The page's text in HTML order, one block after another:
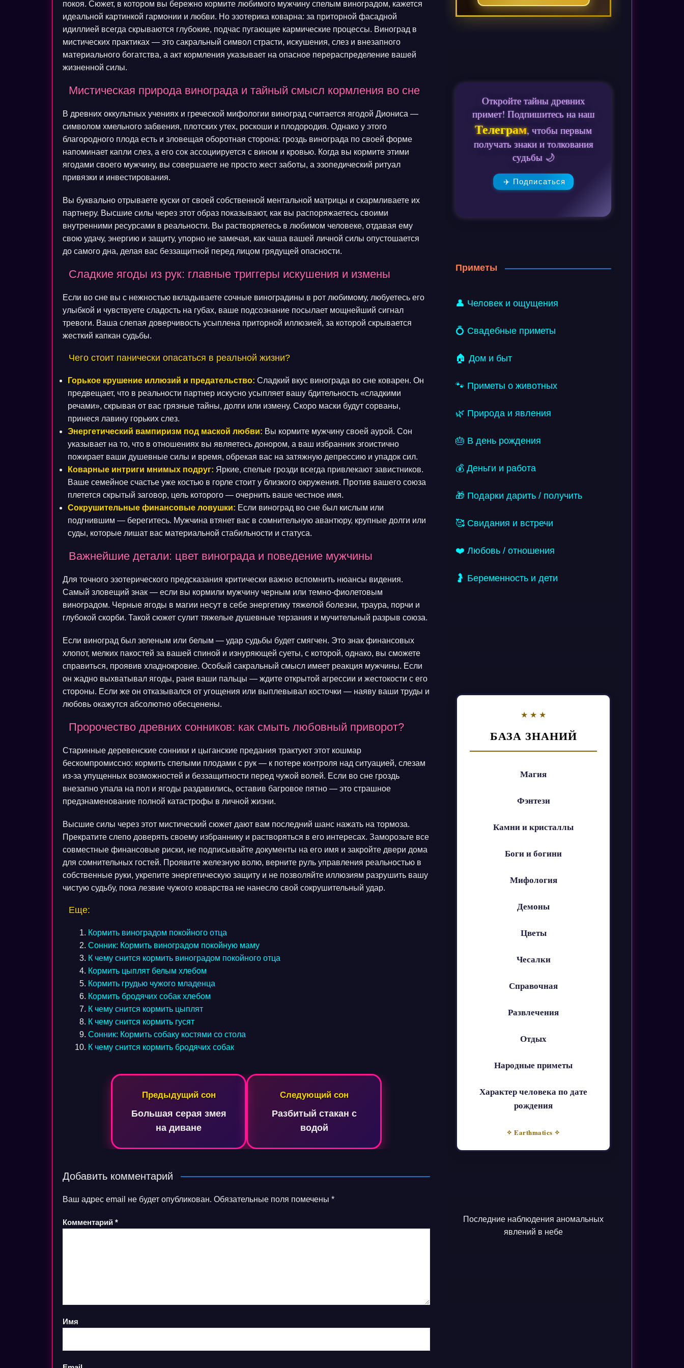
покоя. Сюжет, в котором вы бережно кормите любимого мужчину спелым виноградом, кажется
идеальной картинкой гармонии и любви. Но эзотерика коварна: за приторной фасадной
идиллией всегда скрываются глубокие, подчас пугающие кармические процессы. Виноград в
мистических практиках — это сакральный символ страсти, искушения, слез и внезапного
материального богатства, а акт кормления указывает на опасное перераспределение вашей
жизненной силы.
Мистическая природа винограда и тайный смысл кормления во сне
В древних оккультных учениях и греческой мифологии виноград считается ягодой Диониса —
символом хмельного забвения, плотских утех, роскоши и плодородия. Однако у этого
благородного плода есть и зловещая оборотная сторона: гроздь винограда по своей форме
напоминает капли слез, а его сок ассоциируется с вином и кровью. Когда вы кормите этими
ягодами своего мужчину, вы совершаете не просто жест заботы, а эзопедический ритуал
привязки и инвестирования.
Вы буквально отрываете куски от своей собственной ментальной матрицы и скармливаете их
партнеру. Высшие силы через этот образ показывают, как вы распоряжаетесь своими
внутренними ресурсами в реальности. Вы растворяетесь в любимом человеке, отдавая ему
свою удачу, энергию и защиту, упорно не замечая, как чаша вашей личной силы опустошается
до самого дна, делая вас беззащитной перед лицом грядущей опасности.
Сладкие ягоды из рук: главные триггеры искушения и измены
Если во сне вы с нежностью вкладываете сочные виноградины в рот любимому, любуетесь его
улыбкой и чувствуете сладость на губах, ваше подсознание посылает мощнейший сигнал
тревоги. Ваша слепая доверчивость усыплена приторной иллюзией, за которой скрывается
жесткий капкан судьбы.
Чего стоит панически опасаться в реальной жизни?
Горькое крушение иллюзий и предательство: Сладкий вкус винограда во сне коварен. Он
предвещает, что в реальности партнер искусно усыпляет вашу бдительность «сладкими
речами», скрывая от вас грязные тайны, долги или измену. Скоро маски будут сорваны,
принеся лавину горьких слез.
Энергетический вампиризм под маской любви: Вы кормите мужчину своей аурой. Сон
указывает на то, что в отношениях вы являетесь донором, а ваш избранник эгоистично
пожирает ваши душевные силы и время, обрекая вас на затяжную депрессию и упадок сил.
Коварные интриги мнимых подруг: Яркие, спелые грозди всегда привлекают завистников.
Ваше семейное счастье уже костью в горле стоит у близкого окружения. Против вашего союза
плетется скрытый заговор, цель которого — очернить ваше честное имя.
Сокрушительные финансовые ловушки: Если виноград во сне был кислым или
подгнившим — берегитесь. Мужчина втянет вас в сомнительную авантюру, крупные долги или
суды, которые лишат вас материальной стабильности и статуса.
Важнейшие детали: цвет винограда и поведение мужчины
Для точного эзотерического предсказания критически важно вспомнить нюансы видения.
Самый зловещий знак — если вы кормили мужчину черным или темно-фиолетовым
виноградом. Черные ягоды в магии несут в себе энергетику тяжелой болезни, траура, порчи и
глубокой скорби. Такой сюжет сулит тяжелые душевные терзания и мучительный разрыв союза.
Если виноград был зеленым или белым — удар судьбы будет смягчен. Это знак финансовых
хлопот, мелких пакостей за вашей спиной и изнуряющей суеты, с которой, однако, вы сможете
справиться, проявив хладнокровие. Особый сакральный смысл имеет реакция мужчины. Если
он жадно выхватывал ягоды, раня ваши пальцы — ждите открытой агрессии и жестокости с его
стороны. Если же он отказывался от угощения или выплевывал косточки — наяву ваши труды и
любовь окажутся абсолютно обесценены.
Пророчество древних сонников: как смыть любовный приворот?
Старинные деревенские сонники и цыганские предания трактуют этот кошмар
бескомпромиссно: кормить спелыми плодами с рук — к потере контроля над ситуацией, слезам
из-за упущенных возможностей и беззащитности перед чужой волей. Если во сне гроздь
внезапно упала на пол и ягоды раздавились, оставив багровое пятно — это страшное
предзнаменование полной катастрофы в личной жизни.
Высшие силы через этот мистический сюжет дают вам последний шанс нажать на тормоза.
Прекратите слепо доверять своему избраннику и растворяться в его интересах. Заморозьте все
совместные финансовые риски, не подписывайте документы на его имя и закройте двери дома
для сомнительных гостей. Проявите железную волю, верните руль управления реальностью в
собственные руки, укрепите энергетическую защиту и не позволяйте иллюзиям разрушить вашу
чистую судьбу, пока лезвие чужого коварства не нанесло свой сокрушительный удар.
Еще:
Кормить виноградом покойного отца
Сонник: Кормить виноградом покойную маму
К чему снится кормить виноградом покойного отца
Кормить цыплят белым хлебом
Кормить грудью чужого младенца
Кормить бродячих собак хлебом
К чему снится кормить цыплят
К чему снится кормить гусят
Сонник: Кормить собаку костями со стола
К чему снится кормить бродячих собак
Навигация
Предыдущий сон
Большая серая змея
на диване
Следующий сон
Разбитый стакан с
водой
Добавить комментарий
Ваш адрес email не будет опубликован. Обязательные поля помечены *
Комментарий *
Имя
Откройте тайны древних
примет! Подпишитесь на наш
Телеграм, чтобы первым
получать знаки и толкования
судьбы 🌙
✈️ Подписаться
Приметы
👤 Человек и ощущения
💍 Свадебные приметы
🏠 Дом и быт
🐾 Приметы о животных
🌿 Природа и явления
🎂 В день рождения
💰 Деньги и работа
🎁 Подарки дарить / получить
🥰 Свидания и встречи
❤️ Любовь / отношения
🤰 Беременность и дети
БАЗА ЗНАНИЙ
Магия
Фэнтези
Камни и кристаллы
Боги и богини
Мифология
Демоны
Цветы
Чесалки
Справочная
Развлечения
Отдых
Народные приметы
Характер человека по дате
рождения
✧ Earthmatics ✧
Последние наблюдения аномальных
явлений в небе